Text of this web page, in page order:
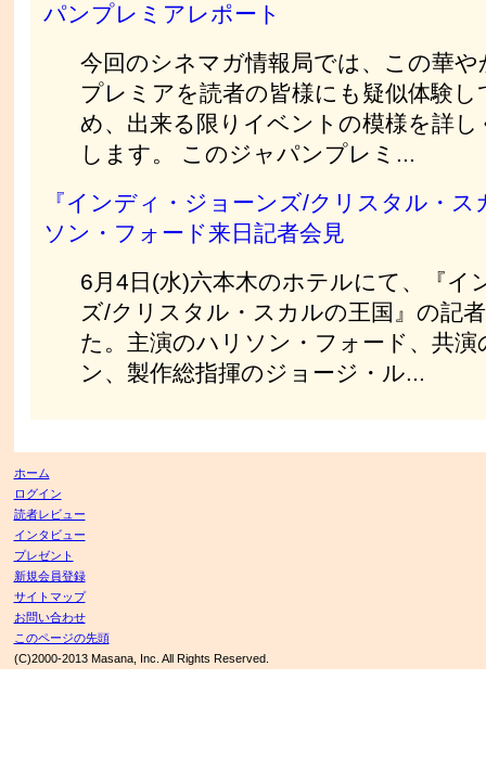
パンプレミアレポート
今回のシネマガ情報局では、この華
プレミアを読者の皆様にも疑似体験
め、出来る限りイベントの模様を詳
します。 このジャパンプレミ...
『インディ・ジョーンズ/クリスタル・
ソン・フォード来日記者会見
6月4日(水)六本木のホテルにて、『イ
ズ/クリスタル・スカルの王国』の記
た。主演のハリソン・フォード、共
ン、製作総指揮のジョージ・ル...
ホーム
ログイン
読者レビュー
インタビュー
プレゼント
新規会員登録
サイトマップ
お問い合わせ
このページの先頭
(C)2000-2013 Masana, Inc. All Rights Reserved.